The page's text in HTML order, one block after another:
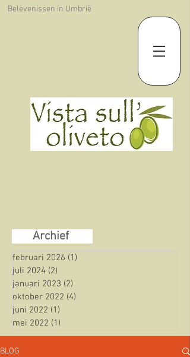
Belevenissen in Umbrië
Archief
februari 2026 (1)
juli 2024 (2)
januari 2023 (2)
oktober 2022 (4)
juni 2022 (1)
mei 2022 (1)
BLOG